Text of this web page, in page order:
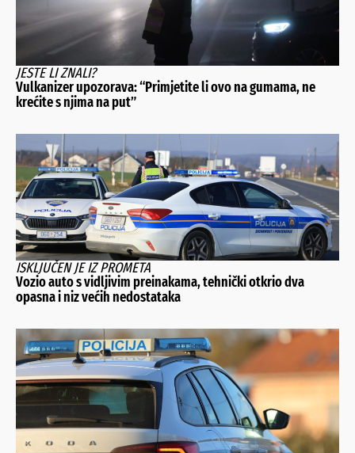
JESTE LI ZNALI?
Vulkanizer upozorava: “Primjetite li ovo na gumama, ne
krećite s njima na put”
ISKLJUČEN JE IZ PROMETA
Vozio auto s vidljivim preinakama, tehnički otkrio dva
opasna i niz većih nedostataka